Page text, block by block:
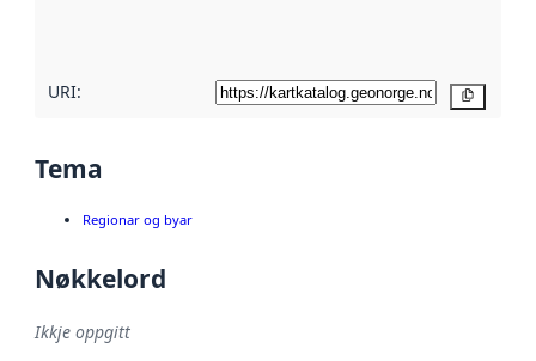
URI:
Tema
Regionar og byar
Nøkkelord
Ikkje oppgitt